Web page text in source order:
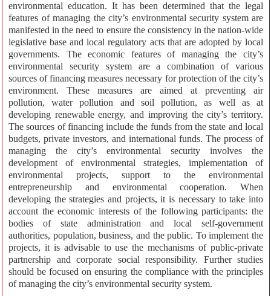
environmental education. It has been determined that the legal
features of managing the city’s environmental security system are
manifested in the need to ensure the consistency in the nation-wide
legislative base and local regulatory acts that are adopted by local
governments. The economic features of managing the city’s
environmental security system are a combination of various
sources of financing measures necessary for protection of the city’s
environment. These measures are aimed at preventing air
pollution, water pollution and soil pollution, as well as at
developing renewable energy, and improving the city’s territory.
The sources of financing include the funds from the state and local
budgets, private investors, and international funds. The process of
managing the city’s environmental security involves the
development of environmental strategies, implementation of
environmental projects, support to the environmental
entrepreneurship and environmental cooperation. When
developing the strategies and projects, it is necessary to take into
account the economic interests of the following participants: the
bodies of state administration and local self-government
authorities, population, business, and the public. To implement the
projects, it is advisable to use the mechanisms of public-private
partnership and corporate social responsibility. Further studies
should be focused on ensuring the compliance with the principles
of managing the city’s environmental security system.